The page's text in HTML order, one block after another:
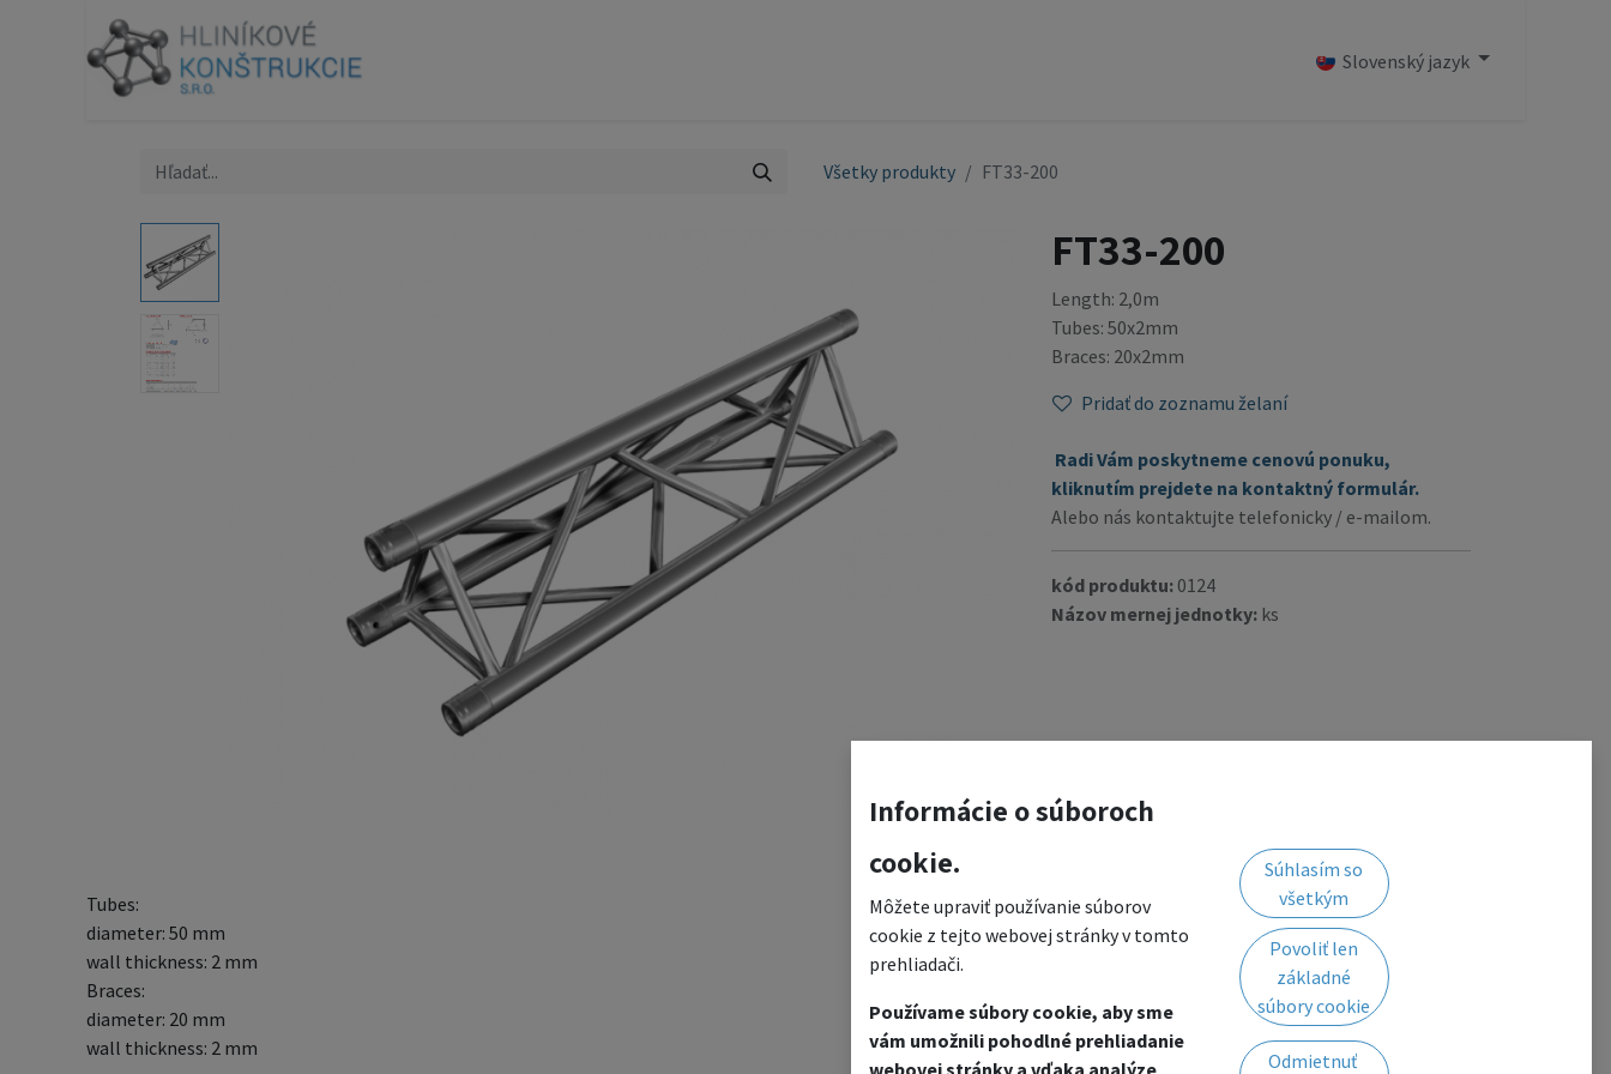
Slovenský jazyk
Všetky produkty FT33-200
FT33-200
Length: 2,0m
Tubes: 50x2mm
Braces: 20x2mm
Pridať do zoznamu želaní
Radi Vám poskytneme cenovú ponuku,
kliknutím prejdete na kontaktný formulár.
Alebo nás kontaktujte telefonicky / e-mailom.
kód produktu: 0124
Názov mernej jednotky: ks
Tubes:
diameter: 50 mm
wall thickness: 2 mm
Braces:
diameter: 20 mm
wall thickness: 2 mm
Informácie o súboroch
cookie.
Môžete upraviť používanie súborov
cookie z tejto webovej stránky v tomto
prehliadači.
Používame súbory cookie, aby sme
vám umožnili pohodlné prehliadanie
webovej stránky a vďaka analýze
Súhlasím so
všetkým
Povoliť len
základné
súbory cookie
Odmietnuť